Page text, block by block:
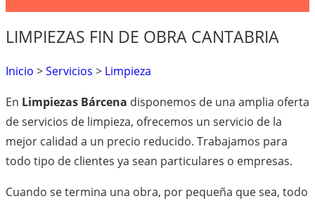
LIMPIEZAS FIN DE OBRA CANTABRIA
Inicio >Servicios > Limpieza
En Limpiezas Bárcena disponemos de una amplia oferta
de servicios de limpieza, ofrecemos un servicio de la
mejor calidad a un precio reducido. Trabajamos para
todo tipo de clientes ya sean particulares o empresas.
Cuando se termina una obra, por pequeña que sea, todo